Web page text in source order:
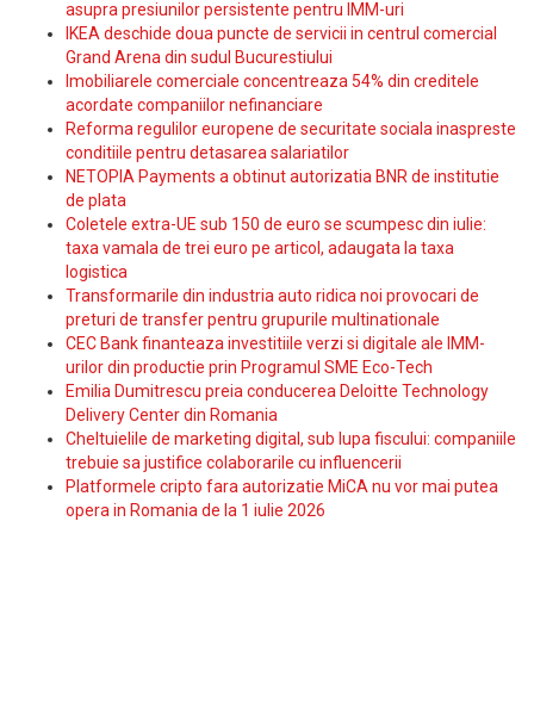
asupra presiunilor persistente pentru IMM-uri
IKEA deschide doua puncte de servicii in centrul comercial
Grand Arena din sudul Bucurestiului
Imobiliarele comerciale concentreaza 54% din creditele
acordate companiilor nefinanciare
Reforma regulilor europene de securitate sociala inaspreste
conditiile pentru detasarea salariatilor
NETOPIA Payments a obtinut autorizatia BNR de institutie
de plata
Coletele extra-UE sub 150 de euro se scumpesc din iulie:
taxa vamala de trei euro pe articol, adaugata la taxa
logistica
Transformarile din industria auto ridica noi provocari de
preturi de transfer pentru grupurile multinationale
CEC Bank finanteaza investitiile verzi si digitale ale IMM-
urilor din productie prin Programul SME Eco-Tech
Emilia Dumitrescu preia conducerea Deloitte Technology
Delivery Center din Romania
Cheltuielile de marketing digital, sub lupa fiscului: companiile
trebuie sa justifice colaborarile cu influencerii
Platformele cripto fara autorizatie MiCA nu vor mai putea
opera in Romania de la 1 iulie 2026